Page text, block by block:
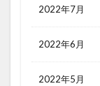
2022年7月
2022年6月
2022年5月